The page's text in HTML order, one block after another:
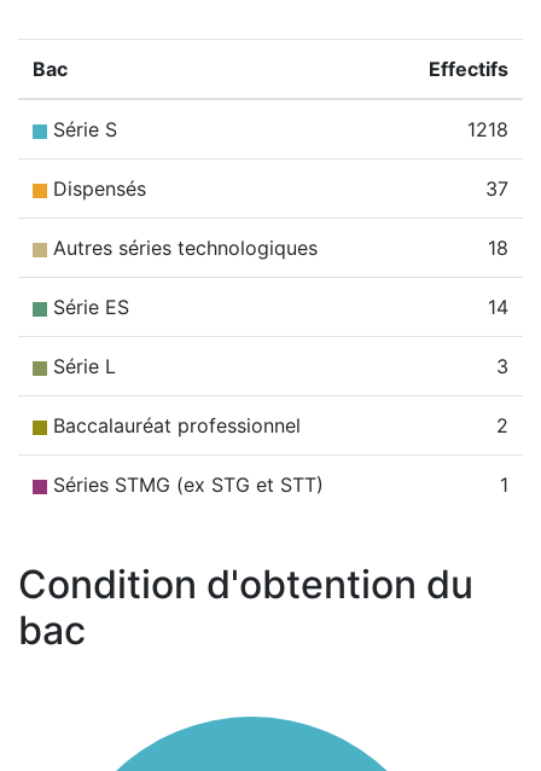
Bac Effectifs
Série S 1218
Dispensés 37
Autres séries technologiques 18
Série ES 14
Série L 3
Baccalauréat professionnel 2
Séries STMG (ex STG et STT) 1
Condition d'obtention du
bac